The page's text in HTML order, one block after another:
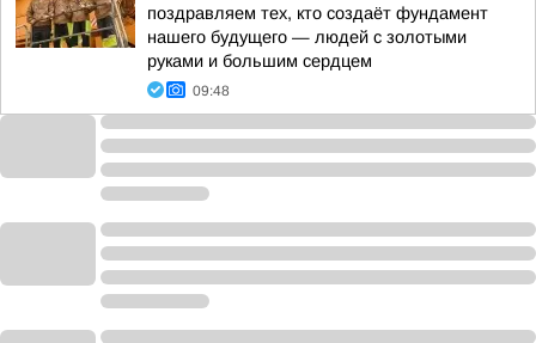
поздравляем тех, кто создаёт фундамент
нашего будущего — людей с золотыми
руками и большим сердцем
09:48